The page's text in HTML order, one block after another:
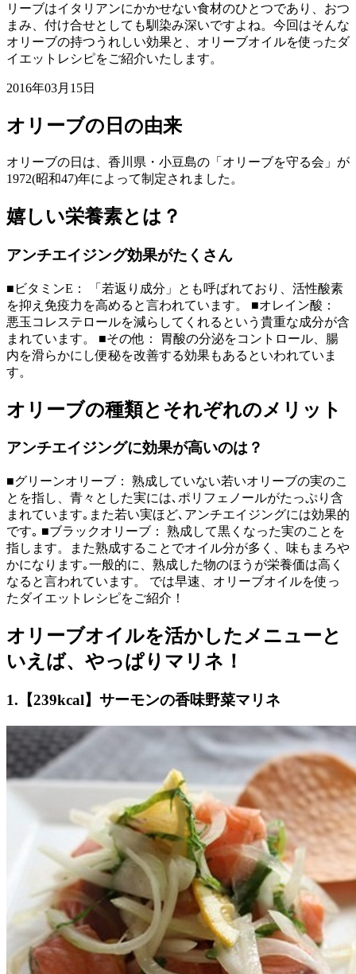
リーブはイタリアンにかかせない食材のひとつであり、おつ
まみ、付け合せとしても馴染み深いですよね。今回はそんな
オリーブの持つうれしい効果と、オリーブオイルを使ったダ
イエットレシピをご紹介いたします。
2016年03月15日
オリーブの日の由来
オリーブの日は、香川県・小豆島の「オリーブを守る会」が
1972(昭和47)年によって制定されました。
嬉しい栄養素とは？
アンチエイジング効果がたくさん
■ビタミンE： 「若返り成分」とも呼ばれており、活性酸素
を抑え免疫力を高めると言われています。 ■オレイン酸：
悪玉コレステロールを減らしてくれるという貴重な成分が含
まれています。 ■その他： 胃酸の分泌をコントロール、腸
内を滑らかにし便秘を改善する効果もあるといわれていま
す。
オリーブの種類とそれぞれのメリット
アンチエイジングに効果が高いのは？
■グリーンオリーブ： 熟成していない若いオリーブの実のこ
とを指し、青々とした実には､ポリフェノールがたっぷり含
まれています｡また若い実ほど､アンチエイジングには効果的
です｡ ■ブラックオリーブ： 熟成して黒くなった実のことを
指します。また熟成することでオイル分が多く、味もまろや
かになります｡一般的に、熟成した物のほうが栄養価は高く
なると言われています。 では早速、オリーブオイルを使っ
たダイエットレシピをご紹介！
オリーブオイルを活かしたメニューと
いえば、やっぱりマリネ！
1.【239kcal】サーモンの香味野菜マリネ